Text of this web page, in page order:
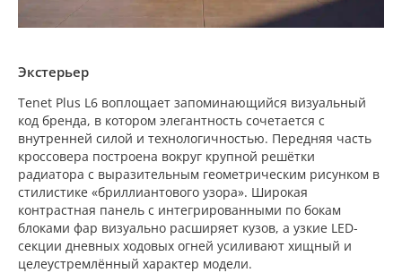
Экстерьер
Tenet Plus L6 воплощает запоминающийся визуальный
код бренда, в котором элегантность сочетается с
внутренней силой и технологичностью. Передняя часть
кроссовера построена вокруг крупной решётки
радиатора с выразительным геометрическим рисунком в
стилистике «бриллиантового узора». Широкая
контрастная панель с интегрированными по бокам
блоками фар визуально расширяет кузов, а узкие LED-
секции дневных ходовых огней усиливают хищный и
целеустремлённый характер модели.